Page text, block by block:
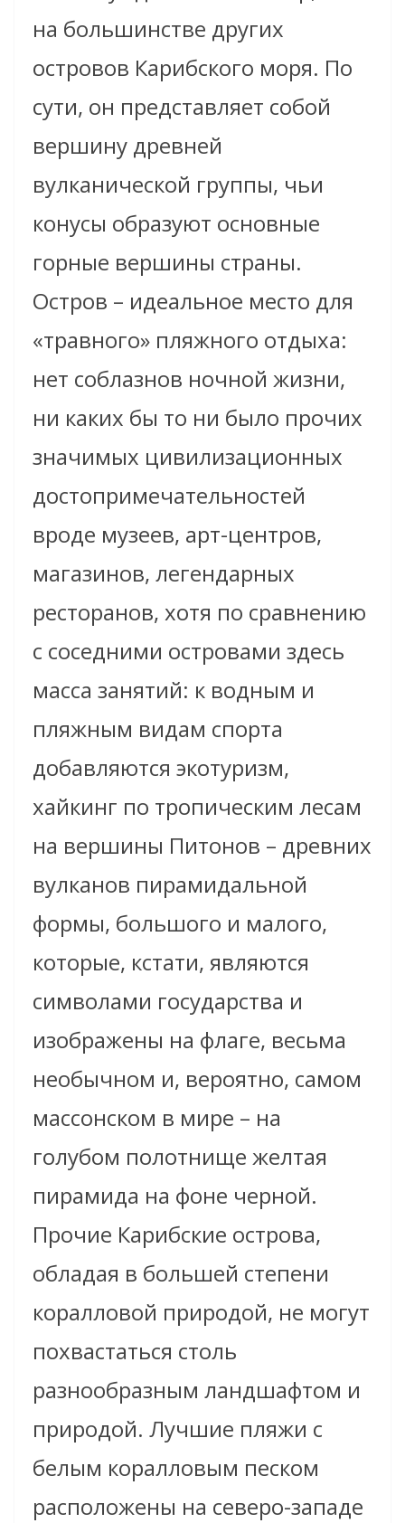
на большинстве других
островов Карибского моря. По
сути, он представляет собой
вершину древней
вулканической группы, чьи
конусы образуют основные
горные вершины страны.
Остров – идеальное место для
«травного» пляжного отдыха:
нет соблазнов ночной жизни,
ни каких бы то ни было прочих
значимых цивилизационных
достопримечательностей
вроде музеев, арт-центров,
магазинов, легендарных
ресторанов, хотя по сравнению
с соседними островами здесь
масса занятий: к водным и
пляжным видам спорта
добавляются экотуризм,
хайкинг по тропическим лесам
на вершины Питонов – древних
вулканов пирамидальной
формы, большого и малого,
которые, кстати, являются
символами государства и
изображены на флаге, весьма
необычном и, вероятно, самом
массонском в мире – на
голубом полотнище желтая
пирамида на фоне черной.
Прочие Карибские острова,
обладая в большей степени
коралловой природой, не могут
похвастаться столь
разнообразным ландшафтом и
природой. Лучшие пляжи с
белым коралловым песком
расположены на северо-западе